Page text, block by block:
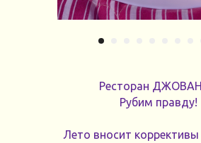
Ресторан
Рубим правду!
Лето вносит